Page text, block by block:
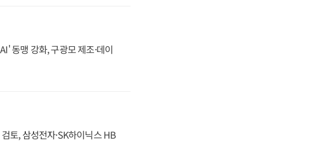
동맹 강화, 구광모 제조·데이
토, 삼성전자·SK하이닉스 HB